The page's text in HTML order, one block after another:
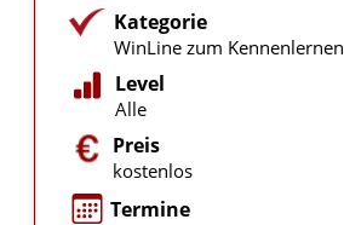
Kategorie
WinLine zum Kennenlernen
Level
Alle
Preis
kostenlos
Termine